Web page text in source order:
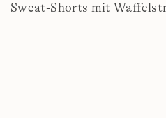
Sweat-Shorts mit